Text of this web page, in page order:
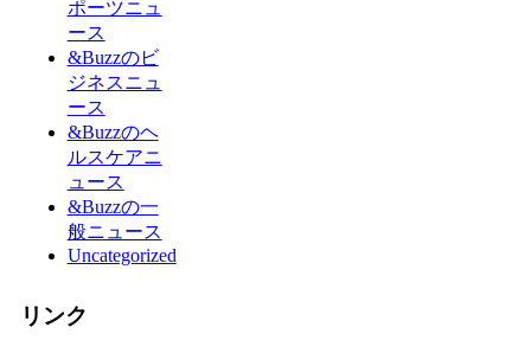
ポーツニュ
ース
&Buzzのビ
ジネスニュ
ース
&Buzzのヘ
ルスケアニ
ュース
&Buzzの一
般ニュース
Uncategorized
リンク